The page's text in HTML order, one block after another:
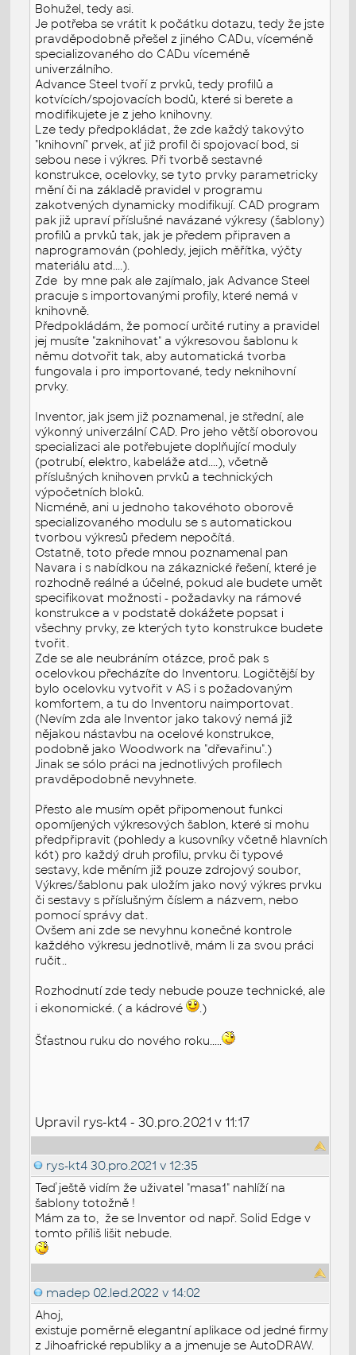
Bohužel, tedy asi.
Je potřeba se vrátit k počátku dotazu, tedy že jste
pravděpodobně přešel z jiného CADu, víceméně
specializovaného do CADu víceméně
univerzálního.
Advance Steel tvoří z prvků, tedy profilů a
kotvících/spojovacích bodů, které si berete a
modifikujete je z jeho knihovny.
Lze tedy předpokládat, že zde každý takovýto
"knihovní" prvek, ať již profil či spojovací bod, si
sebou nese i výkres. Při tvorbě sestavné
konstrukce, ocelovky, se tyto prvky parametricky
mění či na základě pravidel v programu
zakotvených dynamicky modifikují. CAD program
pak již upraví příslušné navázané výkresy (šablony)
profilů a prvků tak, jak je předem připraven a
naprogramován (pohledy, jejich měřítka, výčty
materiálu atd....).
Zde by mne pak ale zajímalo, jak Advance Steel
pracuje s importovanými profily, které nemá v
knihovně.
Předpokládám, že pomocí určité rutiny a pravidel
jej musíte "zaknihovat" a výkresovou šablonu k
němu dotvořit tak, aby automatická tvorba
fungovala i pro importované, tedy neknihovní
prvky.
Inventor, jak jsem již poznamenal, je střední, ale
výkonný univerzální CAD. Pro jeho větší oborovou
specializaci ale potřebujete doplňující moduly
(potrubí, elektro, kabeláže atd....), včetně
příslušných knihoven prvků a technických
výpočetních bloků.
Nicméně, ani u jednoho takovéhoto oborově
specializovaného modulu se s automatickou
tvorbou výkresů předem nepočítá.
Ostatně, toto přede mnou poznamenal pan
Navara i s nabídkou na zákaznické řešení, které je
rozhodně reálné a účelné, pokud ale budete umět
specifikovat možnosti - požadavky na rámové
konstrukce a v podstatě dokážete popsat i
všechny prvky, ze kterých tyto konstrukce budete
tvořit.
Zde se ale neubráním otázce, proč pak s
ocelovkou přecházíte do Inventoru. Logičtější by
bylo ocelovku vytvořit v AS i s požadovaným
komfortem, a tu do Inventoru naimportovat.
(Nevím zda ale Inventor jako takový nemá již
nějakou nástavbu na ocelové konstrukce,
podobně jako Woodwork na "dřevařinu".)
Jinak se sólo práci na jednotlivých profilech
pravděpodobně nevyhnete.
Přesto ale musím opět připomenout funkci
opomíjených výkresových šablon, které si mohu
předpřipravit (pohledy a kusovníky včetně hlavních
kót) pro každý druh profilu, prvku či typové
sestavy, kde měním již pouze zdrojový soubor,
Výkres/šablonu pak uložím jako nový výkres prvku
či sestavy s příslušným číslem a názvem, nebo
pomocí správy dat.
Ovšem ani zde se nevyhnu konečné kontrole
každého výkresu jednotlivě, mám li za svou práci
ručit..
Rozhodnutí zde tedy nebude pouze technické, ale
i ekonomické. ( a kádrové
.)
Šťastnou ruku do nového roku.....
Upravil rys-kt4 - 30.pro.2021 v 11:17
rys-kt4 30.pro.2021 v 12:35
Teď ještě vidím že uživatel "masa1" nahlíží na
šablony totožně !
Mám za to, že se Inventor od např. Solid Edge v
tomto příliš lišit nebude.
madep 02.led.2022 v 14:02
Ahoj,
existuje poměrně elegantní aplikace od jedné firmy
z Jihoafrické republiky a a jmenuje se AutoDRAW.